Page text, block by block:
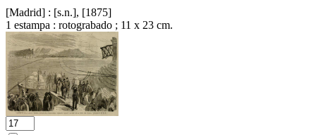
[Madrid] : [s.n.], [1875]
1 estampa : rotograbado ; 11 x 23 cm.